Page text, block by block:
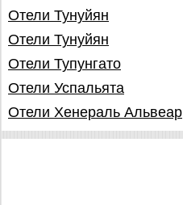
Отели Тунуйян
Отели Тунуйян
Отели Тупунгато
Отели Успальята
Отели Хенераль Альвеар